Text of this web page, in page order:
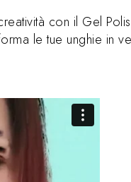
con il Gel
le tue unghie in